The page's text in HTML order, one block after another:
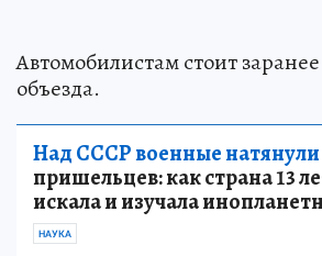
Автомобилистам стоит
объезда.
Над СССР военные натянули
пришельцев: как страна 13
искала и изучала
НАУКА